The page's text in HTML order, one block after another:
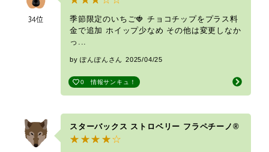
季節限定のいちご🍓 チョコチップをプラス料
金で追加 ホイップ少なめ その他は変更しなか
っ...
by ぽんぽんさん 2025/04/25
0 情報サンキュ！
スターバックス ストロベリー フラペチーノ®